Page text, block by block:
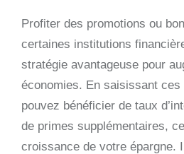
Profiter des promotions ou
certaines institutions
stratégie avantageuse pour
économies. En saisissant ces
pouvez bénéficier de taux
de primes supplémentaires,
croissance de votre épargne.